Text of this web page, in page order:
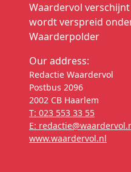
Waardervol
wordt verspreid
Waarderpolder
Our address:
Redactie Waardervol
Postbus 2096
2002 CB Haarlem
T: 023 553 33 55
E:
www.waardervol.nl